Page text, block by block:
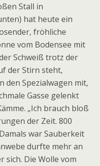
Stall in
hat heute ein
fröhliche
vom Bodensee mit
Schweiß trotz der
der Stirn steht,
den Spezialwagen mit,
Gasse gelenkt
„Ich brauch bloß
der Zeit. 800
war Sauberkeit
durfte mehr an
sich. Die Wolle vom